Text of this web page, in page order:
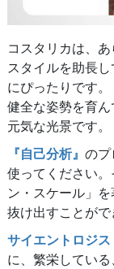
コスタリカは、
スタイルを助長
にぴったりです。
健全な姿勢を育
元気な光景です。
『自己分析』 の
使ってください
ン・スケール」
抜け出すことがで
サイエントロジ
に、繁栄している